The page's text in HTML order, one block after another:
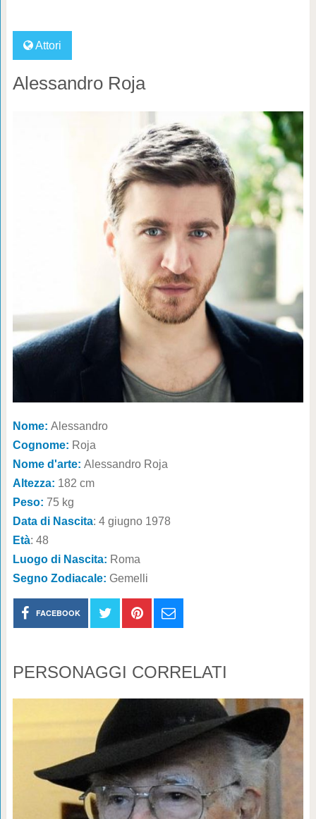
Attori
Alessandro Roja
Nome: Alessandro
Cognome: Roja
Nome d'arte: Alessandro Roja
Altezza: 182 cm
Peso: 75 kg
Data di Nascita: 4 giugno 1978
Età: 48
Luogo di Nascita: Roma
Segno Zodiacale: Gemelli
FACEBOOK
PERSONAGGI CORRELATI